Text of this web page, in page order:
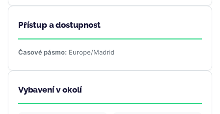
Přístup a dostupnost
Časové pásmo: Europe/Madrid
Vybavení v okolí